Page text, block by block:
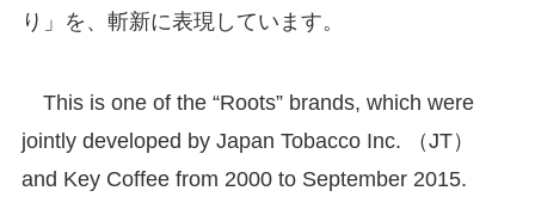
り」を、斬新に表現しています。
This is one of the “Roots” brands, which were
jointly developed by Japan Tobacco Inc. （JT）
and Key Coffee from 2000 to September 2015.